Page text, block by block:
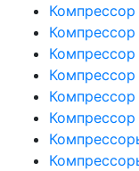
Компрессор
Компрессор
Компрессор
Компрессор